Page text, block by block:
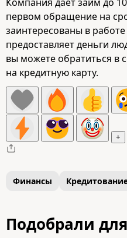
первом обращение на
заинтересованы в
предоставляет деньги
вы можете обратиться в
на кредитную карту.
+
Финансы
Подобрали